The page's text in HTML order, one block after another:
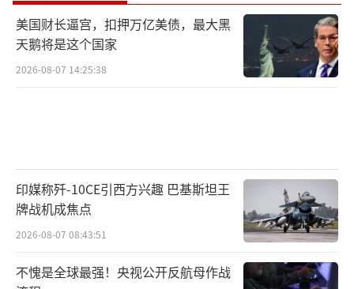
美国财长逼宫，扣押万亿美债，最大黑
天鹅将是这个国家
2026-08-07 14:25:38
印媒称歼-10CE引西方兴趣 巴基斯坦王
牌战机成焦点
2026-08-07 08:43:51
不愧是全球最强！央视公开反航母作战